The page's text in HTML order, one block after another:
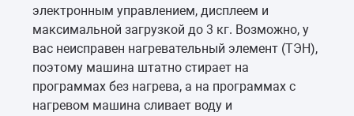
электронным управлением, дисплеем и
максимальной загрузкой до 3 кг. Возможно, у
вас неисправен нагревательный элемент (ТЭН),
поэтому машина штатно стирает на
программах без нагрева, а на программах с
нагревом машина сливает воду и